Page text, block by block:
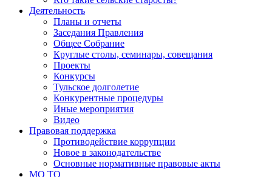
Деятельность
Планы и отчеты
Заседания Правления
Общее Собрание
Круглые столы, семинары, совещания
Проекты
Конкурсы
Тульское долголетие
Конкурентные процедуры
Иные мероприятия
Видео
Правовая поддержка
Противодействие коррупции
Новое в законодательстве
Основные нормативные правовые акты
МО ТО